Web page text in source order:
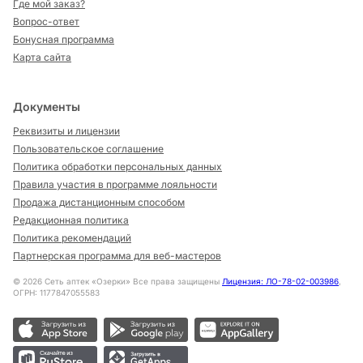
Где мой заказ?
Вопрос-ответ
Бонусная программа
Карта сайта
Документы
Реквизиты и лицензии
Пользовательское соглашение
Политика обработки персональных данных
Правила участия в программе лояльности
Продажа дистанционным способом
Редакционная политика
Политика рекомендаций
Партнерская программа для веб-мастеров
© 2026 Сеть аптек «Озерки» Все права защищены Лицензия: ЛО-78-02-003986,
ОГРН: 1177847055583